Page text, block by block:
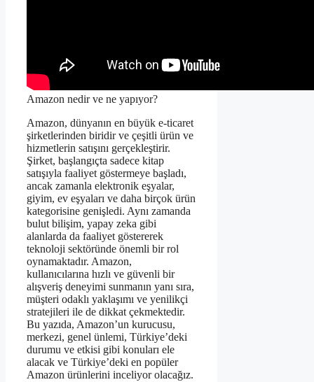
Amazon nedir ve ne yapıyor?
Amazon, dünyanın en büyük e-ticaret
şirketlerinden biridir ve çeşitli ürün ve
hizmetlerin satışını gerçekleştirir.
Şirket, başlangıçta sadece kitap
satışıyla faaliyet göstermeye başladı,
ancak zamanla elektronik eşyalar,
giyim, ev eşyaları ve daha birçok ürün
kategorisine genişledi. Aynı zamanda
bulut bilişim, yapay zeka gibi
alanlarda da faaliyet göstererek
teknoloji sektöründe önemli bir rol
oynamaktadır. Amazon,
kullanıcılarına hızlı ve güvenli bir
alışveriş deneyimi sunmanın yanı sıra,
müşteri odaklı yaklaşımı ve yenilikçi
stratejileri ile de dikkat çekmektedir.
Bu yazıda, Amazon’un kurucusu,
merkezi, genel ünlemi, Türkiye’deki
durumu ve etkisi gibi konuları ele
alacak ve Türkiye’deki en popüler
Amazon ürünlerini inceliyor olacağız.